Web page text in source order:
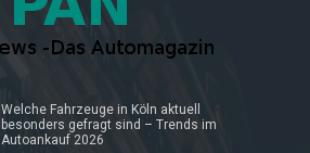
Welche Fahrzeuge in Köln aktuell
besonders gefragt sind – Trends im
Autoankauf 2026